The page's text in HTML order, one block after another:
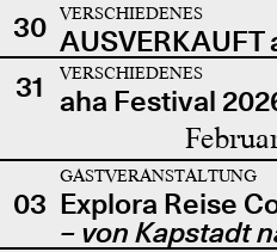
30
VERSCHIEDENES
31
VERSCHIEDENES
aha Festival
03
GASTVERANSTALTUNG
Explora Reise
– von Kapstadt